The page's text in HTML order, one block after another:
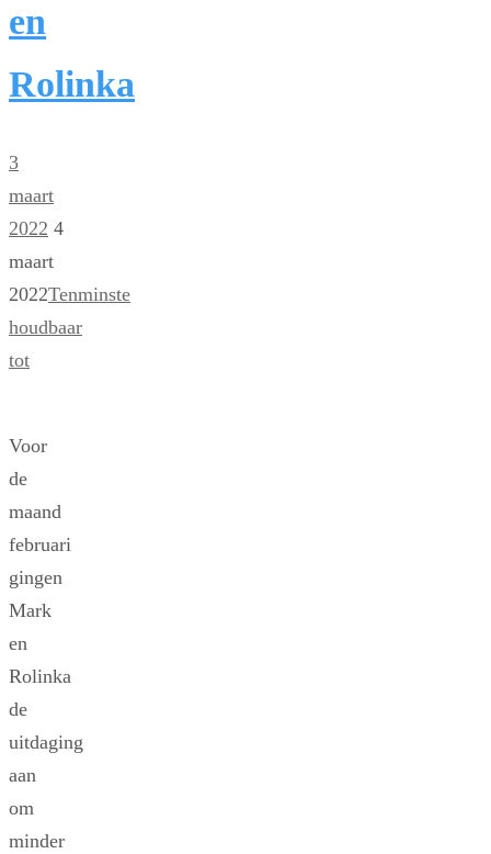
en
Rolinka
3
maart
2022 4
maart
2022Tenminste
houdbaar
tot
Voor
de
maand
februari
gingen
Mark
en
Rolinka
de
uitdaging
aan
om
minder